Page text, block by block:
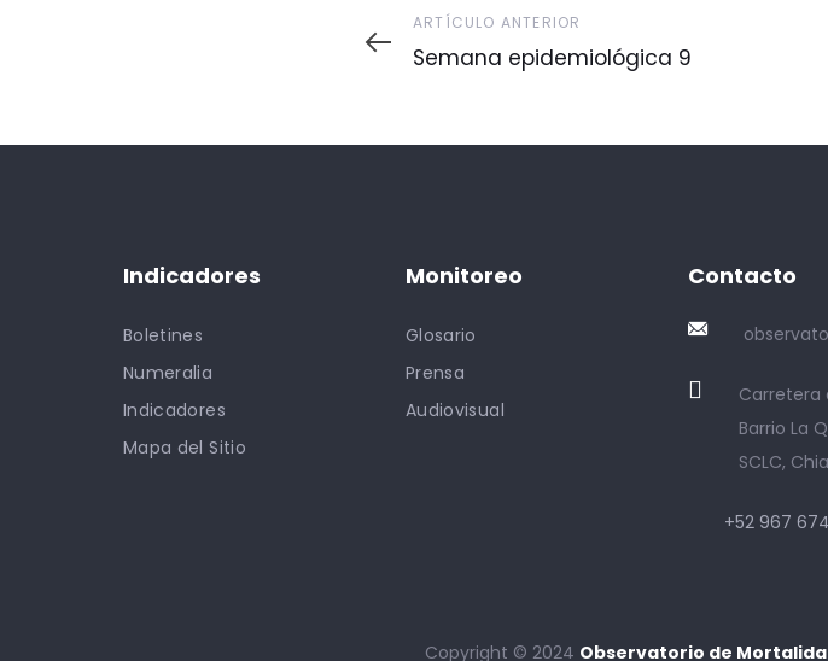
Artículo
Anterior
ARTÍCULO ANTERIOR
Semana epidemiológica 9
Indicadores
Boletines
Numeralia
Indicadores
Mapa del Sitio
Monitoreo
Glosario
Prensa
Audiovisual
Contacto
Carretera
Barrio La
SCLC,
+52 967
Copyright © 2024 Observatorio de